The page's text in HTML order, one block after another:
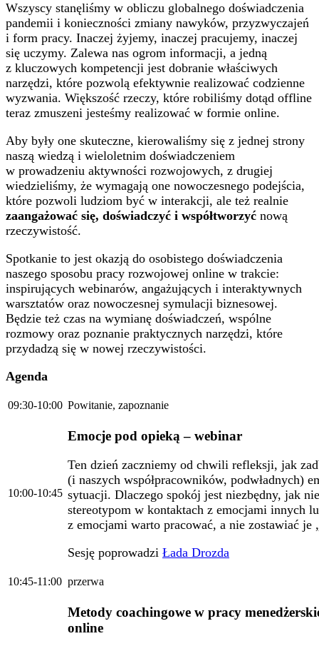
Wszyscy stanęliśmy w obliczu globalnego doświadczenia
pandemii i konieczności zmiany nawyków, przyzwyczajeń
i form pracy. Inaczej żyjemy, inaczej pracujemy, inaczej
się uczymy. Zalewa nas ogrom informacji, a jedną
z kluczowych kompetencji jest dobranie właściwych
narzędzi, które pozwolą efektywnie realizować codzienne
wyzwania. Większość rzeczy, które robiliśmy dotąd offline
teraz zmuszeni jesteśmy realizować w formie online.
Aby były one skuteczne, kierowaliśmy się z jednej strony
naszą wiedzą i wieloletnim doświadczeniem
w prowadzeniu aktywności rozwojowych, z drugiej
wiedzieliśmy, że wymagają one nowoczesnego podejścia,
które pozwoli ludziom być w interakcji, ale też realnie
zaangażować się, doświadczyć i współtworzyć nową
rzeczywistość.
Spotkanie to jest okazją do osobistego doświadczenia
naszego sposobu pracy rozwojowej online w trakcie:
inspirujących webinarów, angażujących i interaktywnych
warsztatów oraz nowoczesnej symulacji biznesowej.
Będzie też czas na wymianę doświadczeń, wspólne
rozmowy oraz poznanie praktycznych narzędzi, które
przydadzą się w nowej rzeczywistości.
Agenda
09:30-10:00 Powitanie, zapoznanie
10:00-10:45
Emocje pod opieką – webinar
Ten dzień zaczniemy od chwili refleksji, jak
(i naszych współpracowników, podwładnych)
sytuacji. Dlaczego spokój jest niezbędny, jak
stereotypom w kontaktach z emocjami innych
z emocjami warto pracować, a nie zostawiać je
Sesję poprowadzi Łada Drozda
10:45-11:00 przerwa
Metody coachingowe w pracy
online